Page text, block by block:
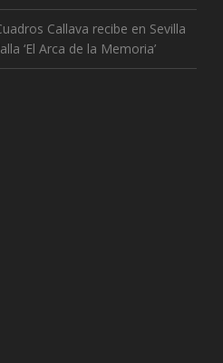
Callava recibe en Sevilla
‘El Arca de la Memoria’